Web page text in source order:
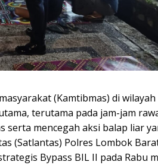
(Kamtibmas) di
terutama pada jam-jam
serta mencegah aksi balap liar
(Satlantas) Polres Lombok
Bypass BIL II pada Rabu